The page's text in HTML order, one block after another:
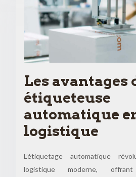
Les avantages
étiqueteuse
automatique
logistique
L’étiquetage automatique
logistique moderne,